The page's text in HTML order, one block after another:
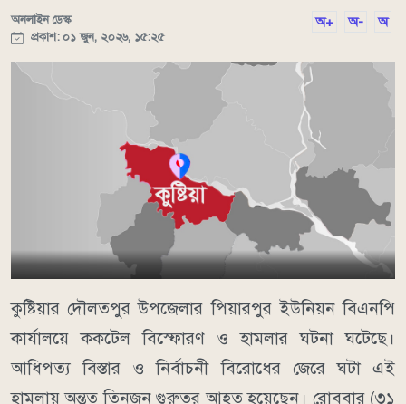
অনলাইন ডেস্ক
প্রকাশ: ০১ জুন, ২০২৬, ১৫:২৫
অ+ অ- অ
কুষ্টিয়ার দৌলতপুর উপজেলার পিয়ারপুর ইউনিয়ন বিএনপি
কার্যালয়ে ককটেল বিস্ফোরণ ও হামলার ঘটনা ঘটেছে।
আধিপত্য বিস্তার ও নির্বাচনী বিরোধের জেরে ঘটা এই
হামলায় অন্তত তিনজন গুরুতর আহত হয়েছেন। রোববার (৩১